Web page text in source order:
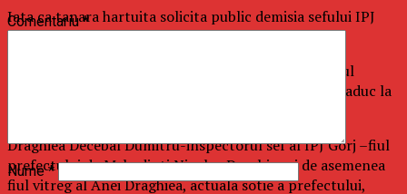
Iata ca tanara hartuita solicita public demisia sefului IPJ
Gorj:
“Subsemnata Dalimon Georgiana Elviruta, in temeiul
prev.art.30 CCR privind libertatea de exprimare, va aduc la
Draghiea Decebal Dumitru-inspectorul sef al IPJ Gorj –fiul
prefectului de Mehedinti Nicolae Draghiea si de asemenea
fiul vitreg al Anei Draghiea, actuala sotie a prefectului,
Comentariu*
Nume*